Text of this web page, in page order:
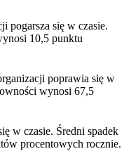
pogarsza się w czasie.
10,5 punktu
poprawia się w
wynosi 67,5
w czasie. Średni spadek
procentowych rocznie.